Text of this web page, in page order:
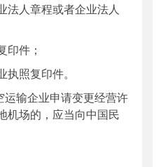
法人章程或者企业法人
印件；
执照复印件。
输企业申请变更经营许
机场的，应当向中国民